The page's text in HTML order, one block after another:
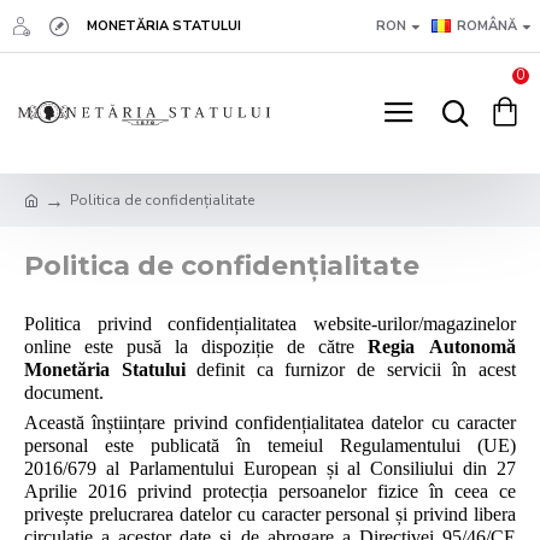
MONETĂRIA STATULUI RON ROMÂNĂ
0
Politica de confidențialitate
Politica de confidențialitate
Politica privind confidențialitatea website-urilor/magazinelor
online este pusă la dispoziție de către Regia Autonomă
Monetăria Statului definit ca furnizor de servicii în acest
document.
Această înștiințare privind confidențialitatea datelor cu caracter
personal este publicată în temeiul Regulamentului (UE)
2016/679 al Parlamentului European și al Consiliului din 27
Aprilie 2016 privind protecția persoanelor fizice în ceea ce
privește prelucrarea datelor cu caracter personal și privind libera